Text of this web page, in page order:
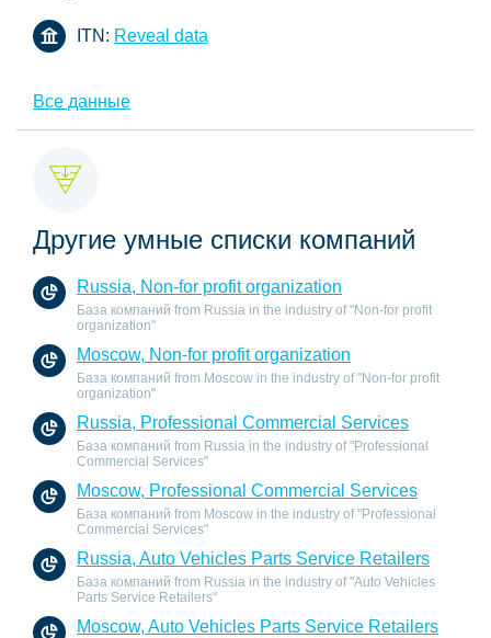
ITN: Reveal data
Все данные
Другие умные списки компаний
Russia, Non-for profit organization
База компаний from Russia in the industry of "Non-for profit
organization"
Moscow, Non-for profit organization
База компаний from Moscow in the industry of "Non-for profit
organization"
Russia, Professional Commercial Services
База компаний from Russia in the industry of "Professional
Commercial Services"
Moscow, Professional Commercial Services
База компаний from Moscow in the industry of "Professional
Commercial Services"
Russia, Auto Vehicles Parts Service Retailers
База компаний from Russia in the industry of "Auto Vehicles
Parts Service Retailers"
Moscow, Auto Vehicles Parts Service Retailers